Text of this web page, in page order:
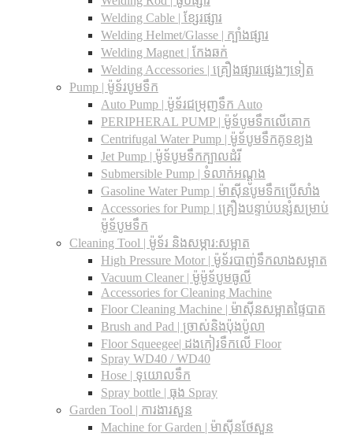
Welding Cable | ខ្សែរផ្សារ
Welding Helmet/Glasse | ក្បាំងផ្សារ
Welding Magnet | កែងឆក់
Welding Accessories | គ្រឿងផ្សារផ្សេងៗទៀត
Pump | ម៉ូទ័របូមទឹក
Auto Pump | ម៉ូទ័រជម្រុញទឹក Auto
PERIPHERAL PUMP | ម៉ូទ័បូមទឹកលើគោក
Centrifugal Water Pump | ម៉ូទ័បូមទឹកគូទខ្យង
Jet Pump | ម៉ូទ័បូមទឹកក្បាលដំរី
Submersible Pump | ទំលាក់អណ្តូង
Gasoline Water Pump | ម៉ាស៊ីនបូមទឹកប្រើសាំង
Accessories for Pump | គ្រឿងបន្ទាប់បន្សំសម្រាប់
ម៉ូទ័បូមទឹក
Cleaning Tool | ម៉ូទ័រ និងសម្ភារ:សម្អាត
High Pressure Motor | ម៉ូទ័របាញ់ទឹកលាងសម្អាត
Vacuum Cleaner | ម៉ូម៉ូទ័បូមធូលី
Accessories for Cleaning Machine
Floor Cleaning Machine | ម៉ាស៊ីនសម្អាតផ្ទៃបាត
Brush and Pad | ច្រាស់និងប៉ុងប៉ូលា
Floor Squeegee| ដងកៀរទឺកលើ Floor
Spray WD40 / WD40
Hose | ទុយោលទឹក
Spray bottle | ធុង Spray
Garden Tool | ការងារសួន
Machine for Garden | ម៉ាស៊ីនថែសួន